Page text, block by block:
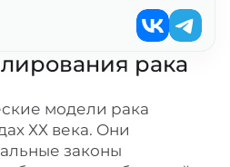
рака
модели рака
ХХ века. Они
законы